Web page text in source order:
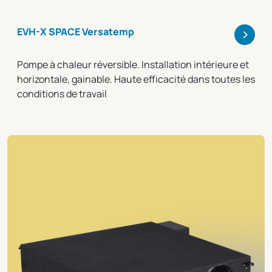
EVH-X SPACE Versatemp >
Pompe à chaleur réversible. Installation intérieure et
horizontale, gainable. Haute efficacité dans toutes les
conditions de travail